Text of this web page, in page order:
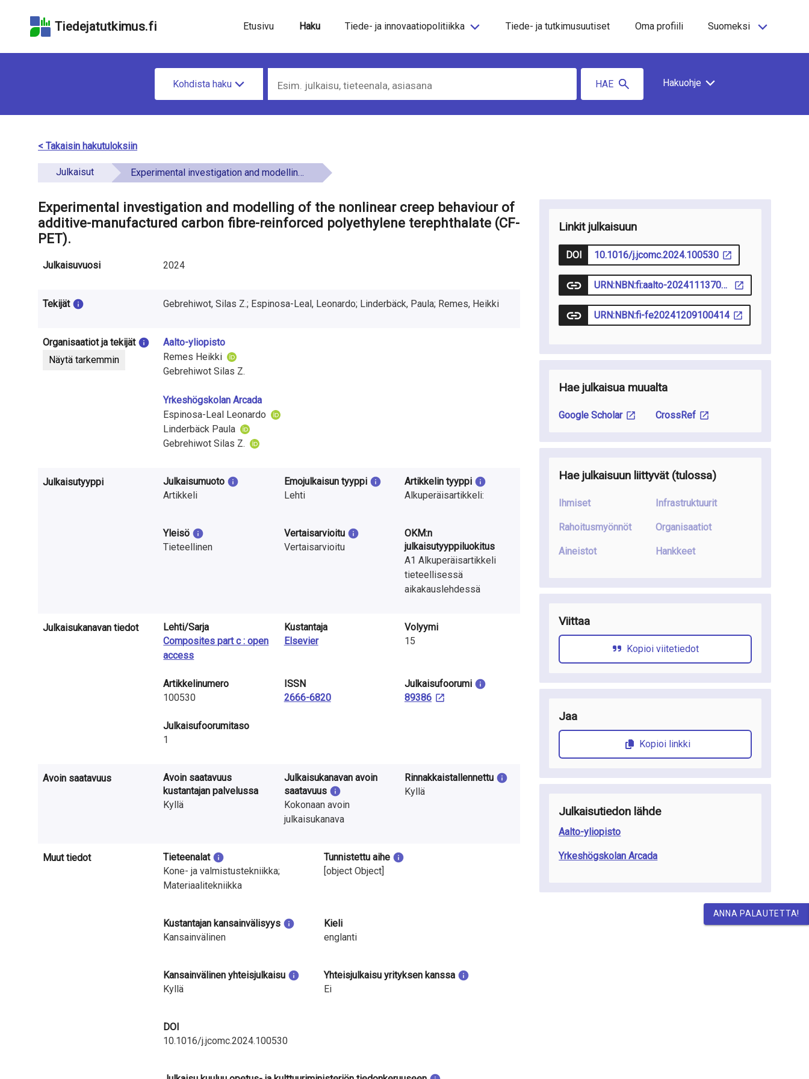
hakukenttään
sivun
saavutettavuusselosteeseen
Tiedejatutkimus.fi Etusivu Haku Tiede- ja innovaatiopolitiikka Tiede- ja tutkimusuutiset Oma profiili Suomeksi
d
e
Kohdista haku HAE Hakuohje
< Takaisin hakutuloksiin
Julkaisut Experimental investigation and modelling of the nonlinear creep behaviour of additive-manufactured carbon fibre-reinforced polyethylene terephthalate (CF-PET).
Experimental investigation and modelling of the nonlinear creep behaviour of
additive-manufactured carbon fibre-reinforced polyethylene terephthalate (CF-
PET).
Julkaisuvuosi 2024
Tekijät Gebrehiwot, Silas Z.; Espinosa-Leal, Leonardo; Linderbäck, Paula; Remes, Heikki
Organisaatiot ja tekijät
Näytä tarkemmin
Aalto-yliopisto
Remes Heikki
Gebrehiwot Silas Z.
Yrkeshögskolan Arcada
Espinosa-Leal Leonardo
Linderbäck Paula
Gebrehiwot Silas Z.
Julkaisutyyppi
Julkaisumuoto
Artikkeli
Emojulkaisun tyyppi
Lehti
Artikkelin tyyppi
Alkuperäisartikkeli:
Yleisö
Tieteellinen
Vertaisarvioitu
Vertaisarvioitu
OKM:n
julkaisutyyppiluokitus
A1 Alkuperäisartikkeli
tieteellisessä
aikakauslehdessä
Julkaisukanavan tiedot
Lehti/Sarja
Composites part c : open
access
Kustantaja
Elsevier
Volyymi
15
Artikkelinumero
100530
ISSN
2666-6820
Julkaisu­foorumi
89386
Julkaisufoorumitaso
1
Avoin saatavuus
Avoin saatavuus
kustantajan palvelussa
Kyllä
Julkaisukanavan avoin
saatavuus
Kokonaan avoin
julkaisukanava
Rinnakkaistallennettu
Kyllä
Muut tiedot
Tieteenalat
Kone- ja valmistustekniikka;
Materiaalitekniikka
Tunnistettu aihe
[object Object]
Kustantajan kansainvälisyys
Kansainvälinen
Kieli
englanti
Kansainvälinen yhteisjulkaisu
Kyllä
Yhteisjulkaisu yrityksen kanssa
Ei
DOI
10.1016/j.jcomc.2024.100530
Linkit julkaisuun
DOI 10.1016/j.jcomc.2024.100530
URN:NBN:fi:aalto-202411137076
URN:NBN:fi-fe20241209100414
Hae julkaisua muualta
Google Scholar CrossRef
Hae julkaisuun liittyvät(tulossa)
Ihmiset
Rahoitusmyönnöt
Aineistot
Infrastruktuurit
Organisaatiot
Hankkeet
Viittaa
Kopioi viitetiedot
Jaa
Kopioi linkki
Julkaisutiedon lähde
Aalto-yliopisto
Yrkeshögskolan Arcada
ANNA PALAUTETTA!